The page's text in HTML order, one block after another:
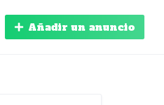
Añadir un anuncio